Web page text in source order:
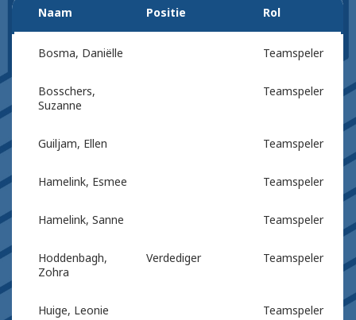
Naam Positie Rol
Bosma, Daniëlle Teamspeler
Bosschers,
Suzanne
Teamspeler
Guiljam, Ellen Teamspeler
Hamelink, Esmee Teamspeler
Hamelink, Sanne Teamspeler
Hoddenbagh,
Zohra
Verdediger Teamspeler
Huige, Leonie Teamspeler